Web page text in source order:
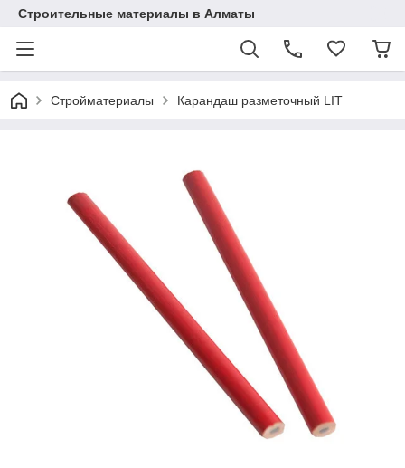
Строительные материалы в Алматы
Стройматериалы Карандаш разметочный LIT